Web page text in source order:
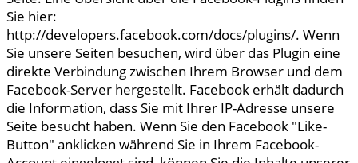
Sie hier:
http://developers.facebook.com/docs/plugins/. Wenn
Sie unsere Seiten besuchen, wird über das Plugin eine
direkte Verbindung zwischen Ihrem Browser und dem
Facebook-Server hergestellt. Facebook erhält dadurch
die Information, dass Sie mit Ihrer IP-Adresse unsere
Seite besucht haben. Wenn Sie den Facebook "Like-
Button" anklicken während Sie in Ihrem Facebook-